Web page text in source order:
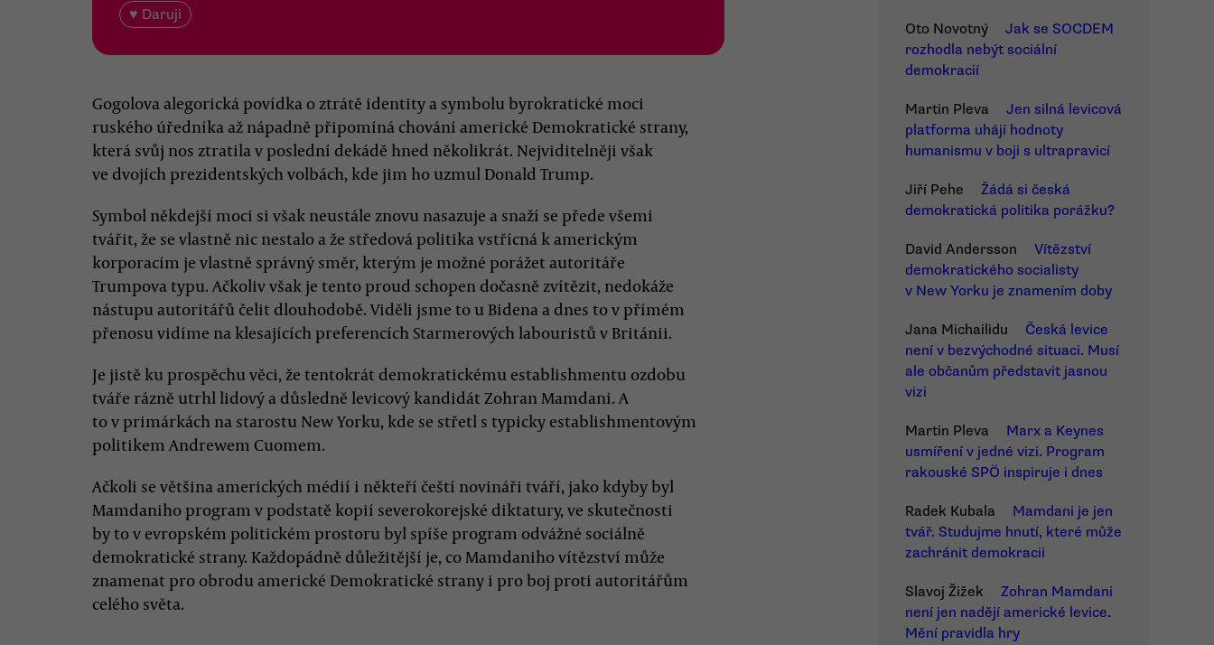
♥ Daruji
Gogolova alegorická povídka o ztrátě identity a symbolu byrokratické moci
ruského úředníka až nápadně připomíná chování americké Demokratické strany,
která svůj nos ztratila v poslední dekádě hned několikrát. Nejviditelněji však
ve dvojích prezidentských volbách, kde jim ho uzmul Donald Trump.
Symbol někdejší moci si však neustále znovu nasazuje a snaží se přede všemi
tvářit, že se vlastně nic nestalo a že středová politika vstřícná k americkým
korporacím je vlastně správný směr, kterým je možné porážet autoritáře
Trumpova typu. Ačkoliv však je tento proud schopen dočasně zvítězit, nedokáže
nástupu autoritářů čelit dlouhodobě. Viděli jsme to u Bidena a dnes to v přímém
přenosu vidíme na klesajících preferencích Starmerových labouristů v Británii.
Je jistě ku prospěchu věci, že tentokrát demokratickému establishmentu ozdobu
tváře rázně utrhl lidový a důsledně levicový kandidát Zohran Mamdani. A
to v primárkách na starostu New Yorku, kde se střetl s typicky establishmentovým
politikem Andrewem Cuomem.
Ačkoli se většina amerických médií i někteří čeští novináři tváří, jako kdyby byl
Mamdaniho program v podstatě kopií severokorejské diktatury, ve skutečnosti
by to v evropském politickém prostoru byl spíše program odvážné sociálně
demokratické strany. Každopádně důležitější je, co Mamdaniho vítězství může
znamenat pro obrodu americké Demokratické strany i pro boj proti autoritářům
celého světa.
Oto Novotný
Jak se SOCDEM
rozhodla nebýt sociální
demokracií
Martin Pleva
Jen silná levicová
platforma uhájí hodnoty
humanismu v boji s ultrapravicí
Jiří Pehe
Žádá si česká
demokratická politika porážku?
David Andersson
Vítězství
demokratického socialisty
v New Yorku je znamením doby
Jana Michailidu
Česká levice
není v bezvýchodné situaci. Musí
ale občanům představit jasnou
vizi
Martin Pleva
Marx a Keynes
usmíření v jedné vizi. Program
rakouské SPÖ inspiruje i dnes
Radek Kubala
Mamdani je jen
tvář. Studujme hnutí, které může
zachránit demokracii
Slavoj Žižek
Zohran Mamdani
není jen nadějí americké levice.
Mění pravidla hry